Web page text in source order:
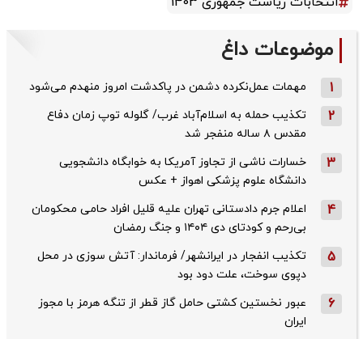
موضوعات داغ
1 مهمات عمل‌نکرده دشمن در پاکدشت امروز منهدم می‌شود
2
تکذیب حمله به اسلام‌آباد غرب/ گلوله توپ زمان دفاع
مقدس ۸ ساله منفجر شد
3
خسارات ناشی از تجاوز آمریکا به خوابگاه دانشجویی
دانشگاه علوم پزشکی اهواز + عکس
4
اعلام جرم دادستانی تهران علیه قلیل افراد حامی محکومان
بی‌رحم و کودتای دی‌ ۱۴۰۴ و جنگ رمضان
5
تکذیب ‌انفجار در ایرانشهر/ فرماندار: آتش سوزی در محل
دپوی سوخت، علت دود بود
6
عبور نخستین کشتی حامل گاز قطر از تنگه هرمز با مجوز
ایران